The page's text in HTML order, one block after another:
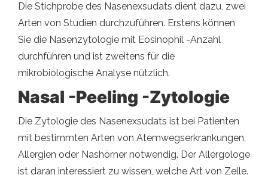
Die Stichprobe des Nasenexsudats dient dazu, zwei
Arten von Studien durchzuführen. Erstens können
Sie die Nasenzytologie mit Eosinophil -Anzahl
durchführen und ist zweitens für die
mikrobiologische Analyse nützlich.
Nasal -Peeling -Zytologie
Die Zytologie des Nasenexsudats ist bei Patienten
mit bestimmten Arten von Atemwegserkrankungen,
Allergien oder Nashörner notwendig. Der Allergologe
ist daran interessiert zu wissen, welche Art von Zelle.